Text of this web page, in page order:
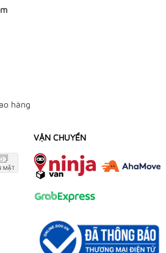
hàng
VẬN CHUYỂN